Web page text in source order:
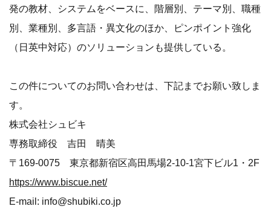
発の教材、システムをベースに、階層別、テーマ別、職種
別、業種別、多言語・異文化のほか、ピンポイント強化
（日英中対応）のソリューションも提供している。
この件についてのお問い合わせは、下記までお願い致しま
す。
株式会社シュビキ
専務取締役 吉田 晴美
〒169-0075 東京都新宿区高田馬場2-10-1宮下ビル1・2F
https://www.biscue.net/
E-mail: info@shubiki.co.jp